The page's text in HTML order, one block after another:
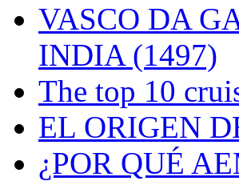
VASCO DA
INDIA (1497)
The top 10
EL ORIGEN
¿POR QUÉ